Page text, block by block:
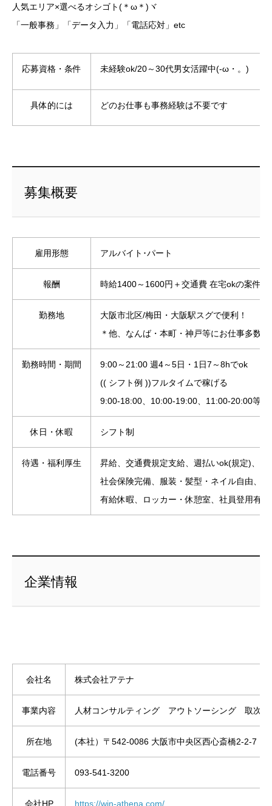
人気エリア×選べるオシゴト(＊ω＊)ヾ
「一般事務」「データ入力」「電話応対」etc
応募資格・条件 未経験ok/20～30代男女活躍中(-ω・。)ゞ
具体的には どのお仕事も事務経験は不要です
募集概要
雇用形態 アルバイト･パート
報酬 時給1400～1600円＋交通費 在宅okの案件あ
勤務地
大阪市北区/梅田・大阪駅スグで便利！
＊他、なんば・本町・神戸等にお仕事多数
勤務時間・期間
9:00～21:00 週4～5日・1日7～8hでok
(( シフト例 ))フルタイムで稼げる
9:00-18:00、10:00-19:00、11:00-20:00等
休日・休暇 シフト制
待遇・福利厚生
昇給、交通費規定支給、週払いok(規定)、
社会保険完備、服装・髪型・ネイル自由、
有給休暇、ロッカー・休憩室、社員登用有
企業情報
会社名 株式会社アテナ
事業内容 人材コンサルティング アウトソーシング 取次業
所在地 (本社）〒542-0086 大阪市中央区西心斎橋2-2-7
電話番号 093-541-3200
会社HP https://win-athena.com/